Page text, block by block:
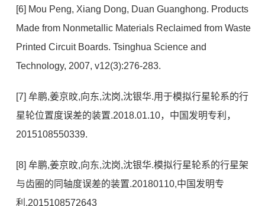
[6] Mou Peng, Xiang Dong, Duan Guanghong. Products
Made from Nonmetallic Materials Reclaimed from Waste
Printed Circuit Boards. Tsinghua Science and
Technology, 2007, v12(3):276-283.
[7] 牟鹏,姜京旼,向东,沈岗,沈银华.用于模拟行星轮系的行
星轮位置度误差的装置.2018.01.10，中国发明专利，
2015108550339.
[8] 牟鹏,姜京旼,向东,沈岗,沈银华.模拟行星轮系的行星架
与齿圈的同轴度误差的装置.20180110,中国发明专
利,2015108572643